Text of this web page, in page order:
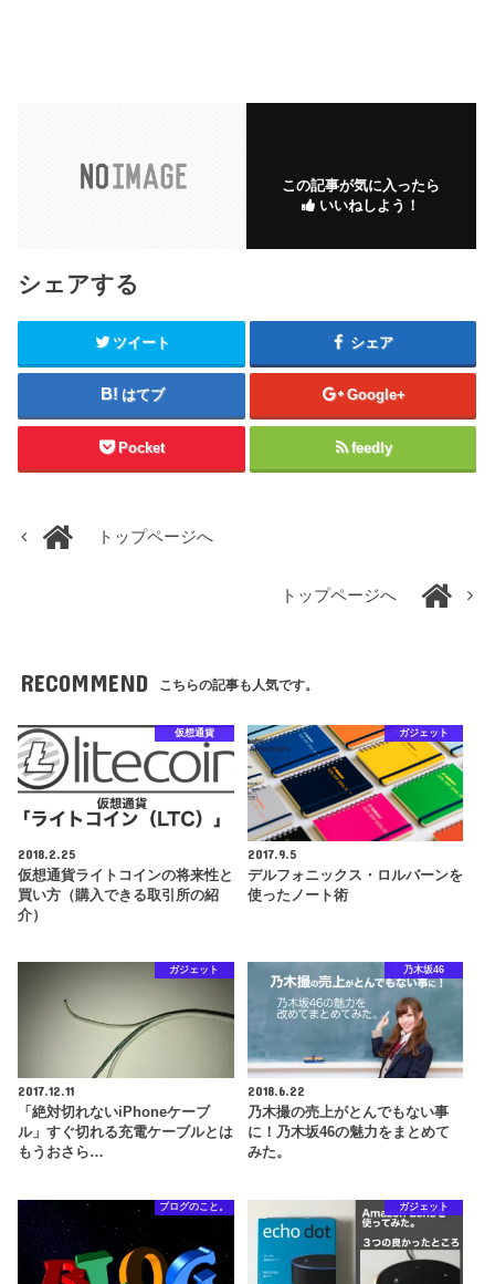
この記事が気に入ったら
いいねしよう！
シェアする
ツイート シェア
はてブ Google+
Pocket feedly
トップページへ
トップページへ
RECOMMEND こちらの記事も人気です。
仮想通貨
2018.2.25
仮想通貨ライトコインの将来性と
買い方（購入できる取引所の紹
介）
ガジェット
2017.9.5
デルフォニックス・ロルバーンを
使ったノート術
ガジェット
2017.12.11
「絶対切れないiPhoneケーブ
ル」すぐ切れる充電ケーブルとは
もうおさら…
乃木坂46
2018.6.22
乃木撮の売上がとんでもない事
に！乃木坂46の魅力をまとめて
みた。
ブログのこと。 ガジェット